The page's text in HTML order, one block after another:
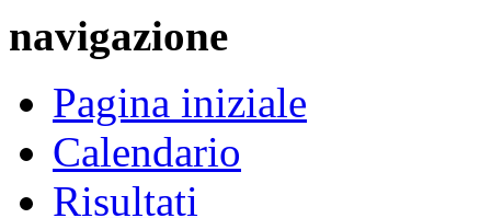
navigazione
Pagina iniziale
Calendario
Risultati